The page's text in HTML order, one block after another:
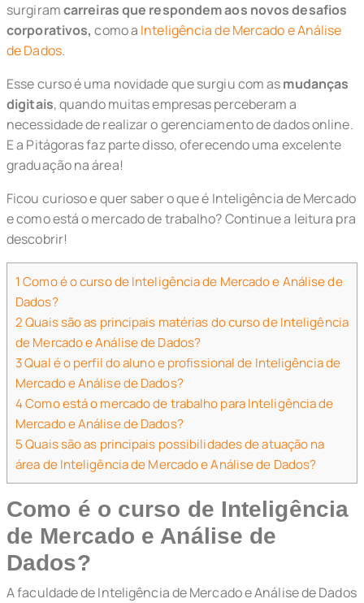
surgiramcarreiras que respondem aos novos desafios
corporativos, como a Inteligência de Mercado e Análise
de Dados.
Esse curso é uma novidade que surgiu com asmudanças
digitais, quando muitas empresas perceberam a
necessidade de realizar o gerenciamento de dados online.
E a Pitágoras faz parte disso, oferecendo uma excelente
graduação na área!
Ficou curioso e quer saber o que é Inteligência de Mercado
e como está o mercado de trabalho? Continue a leitura pra
descobrir!
1 Como é o curso de Inteligência de Mercado e Análise de
Dados?
2Quais são as principais matérias do curso de Inteligência
de Mercado e Análise de Dados?
3Qual é o perfil do aluno e profissional de Inteligência de
Mercado e Análise de Dados?
4Como está o mercado de trabalho para Inteligência de
Mercado e Análise de Dados?
5Quais são as principais possibilidades de atuação na
área de Inteligência de Mercado e Análise de Dados?
Como é o curso de Inteligência
de Mercado e Análise de
Dados?
A faculdade de Inteligência de Mercado e Análise de Dados